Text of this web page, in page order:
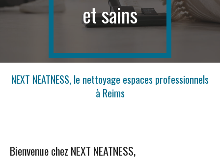
et sains
NEXT NEATNESS, le nettoyage espaces professionnels
à Reims
Bienvenue chez NEXT NEATNESS,